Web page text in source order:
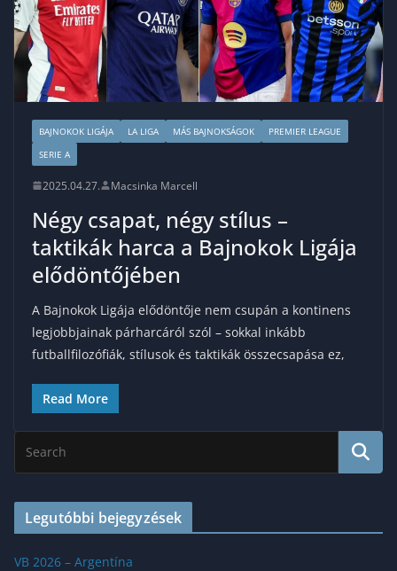
BAJNOKOK LIGÁJA LA LIGA MÁS BAJNOKSÁGOK
PREMIER LEAGUE
SERIE A
2025.04.27. Macsinka Marcell
Négy csapat, négy stílus –
taktikák harca a Bajnokok Ligája
elődöntőjében
A Bajnokok Ligája elődöntője nem csupán a kontinens
legjobbjainak párharcáról szól – sokkal inkább
futballfilozófiák, stílusok és taktikák összecsapása ez,
Read More
Legutóbbi bejegyzések
VB 2026 – Argentína